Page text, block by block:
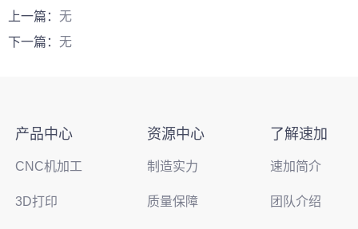
上一篇： 无
下一篇： 无
产品中心
CNC机加工
3D打印
资源中心
制造实力
质量保障
了解速加
速加简介
团队介绍